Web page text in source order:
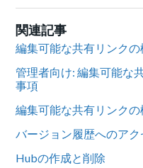
関連記事
編集可能な共有リンク
管理者向け: 編集可能な
事項
編集可能な共有リンク
バージョン履歴へのアク
Hubの作成と削除